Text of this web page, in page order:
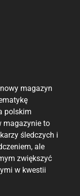
magazyn
polskim
magazynie to
śledczych i
ale
zwiększyć
w kwestii